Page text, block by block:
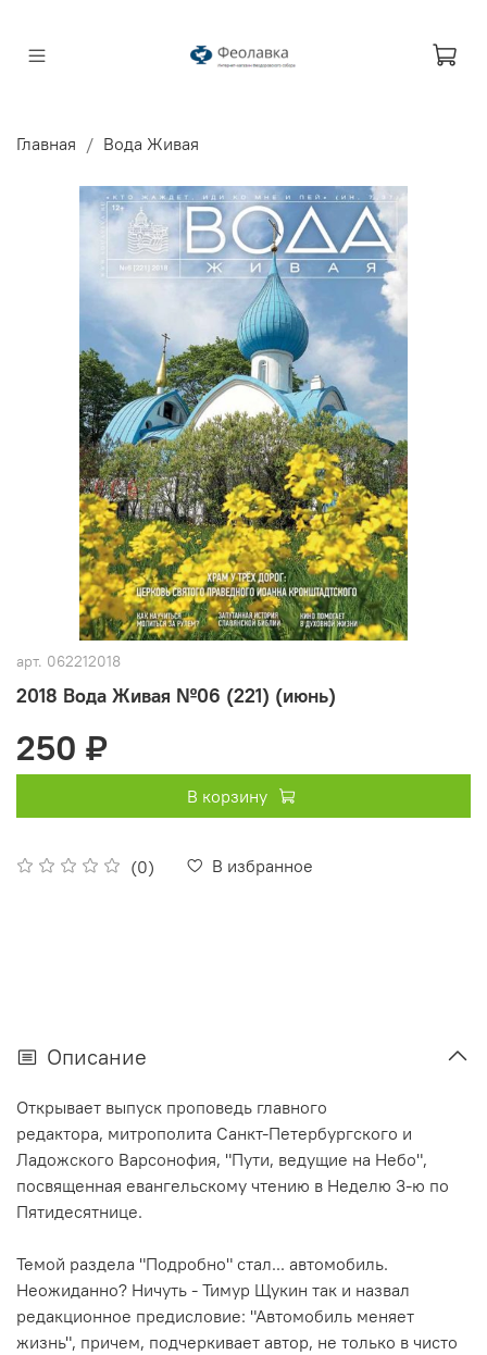
Главная Вода Живая
арт. 062212018
2018 Вода Живая №06 (221) (июнь)
(0) В избранное
250 ₽
В корзину
Описание
Открывает выпуск проповедь главного
редактора, митрополита Санкт-Петербургского и
Ладожского Варсонофия, "Пути, ведущие на Небо",
посвященная евангельскому чтению в Неделю 3-ю по
Пятидесятнице.
Темой раздела "Подробно" стал... автомобиль.
Неожиданно? Ничуть - Тимур Щукин так и назвал
редакционное предисловие: "Автомобиль меняет
жизнь", причем, подчеркивает автор, не только в чисто